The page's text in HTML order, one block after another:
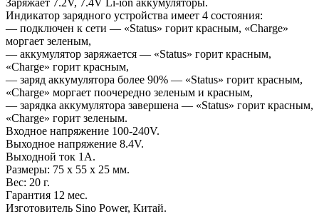
Заряжает 7.2V, 7.4V Li-ion аккумуляторы.
Индикатор зарядного устройства имеет 4 состояния:
— подключен к сети — «Status» горит красным, «Charge»
моргает зеленым,
— аккумулятор заряжается — «Status» горит красным,
«Charge» горит красным,
— заряд аккумулятора более 90% — «Status» горит красным,
«Charge» моргает поочередно зеленым и красным,
— зарядка аккумулятора завершена — «Status» горит красным,
«Charge» горит зеленым.
Входное напряжение 100-240V.
Выходное напряжение 8.4V.
Выходной ток 1А.
Размеры: 75 x 55 x 25 мм.
Вес: 20 г.
Гарантия 12 мес.
Изготовитель Sino Power, Китай.